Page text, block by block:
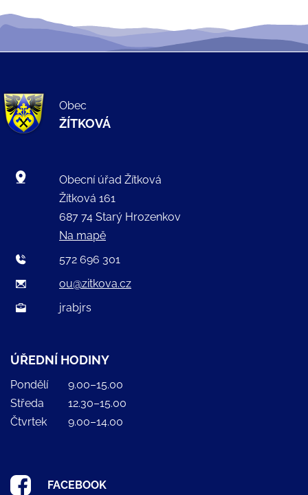
Obec
ŽÍTKOVÁ
Obecní úřad Žítková
Žítková 161
687 74 Starý Hrozenkov
Na mapě
572 696 301
ou@zitkova.cz
jrabjrs
ÚŘEDNÍ HODINY
Pondělí
9.00–15.00
Středa
12.30–15.00
Čtvrtek
9.00–14.00
FACEBOOK